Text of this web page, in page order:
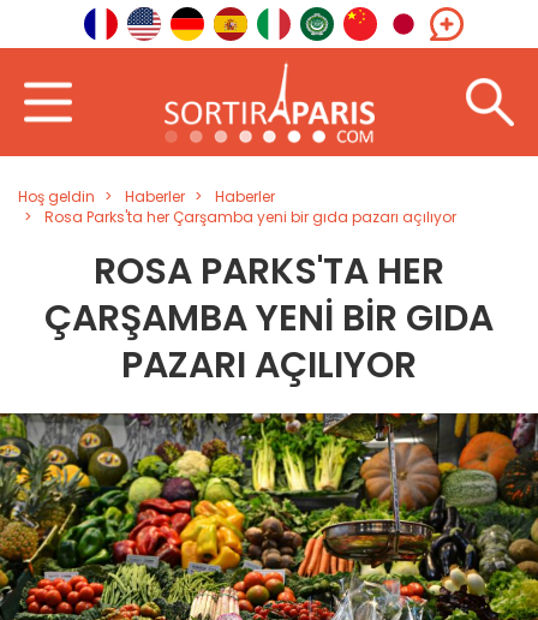
Hoş geldin Haberler
Haberler
Rosa Parks'ta her Çarşamba yeni bir gıda pazarı açılıyor
ROSA PARKS'TA HER
ÇARŞAMBA YENI BIR GIDA
PAZARI AÇILIYOR